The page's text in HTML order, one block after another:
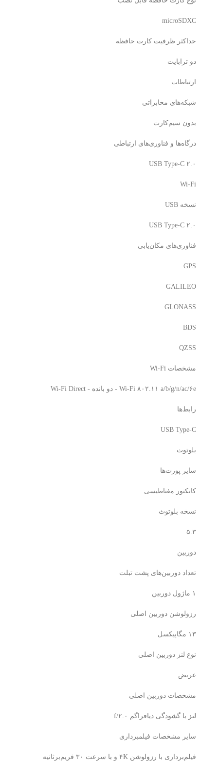
microSDXC
حداکثر ظرفیت کارت حافظه
دو ترابایت
ارتباطات
شبکه‌های مخابراتی
بدون سیم‌کارت
درگاه‌ها و فناوری‌های ارتباطی
USB Type-C ۲.۰
Wi-Fi
نسخه USB
USB Type-C ۲.۰
فناوری‌های مکان‌یابی
GPS
GALILEO
GLONASS
BDS
QZSS
مشخصات Wi-Fi
Wi-Fi ۸۰۲.۱۱ a/b/g/n/ac/۶e - دو بانده - Wi-Fi Direct
رابط‌ها
USB Type-C
بلوتوث
سایر پورت‌ها
کانکتور مغناطیسی
نسخه بلوتوث
۵.۳
دوربین
تعداد دوربین‌های پشت تبلت
۱ ماژول دوربین
رزولوشن دوربین اصلی
۱۳ مگاپیکسل
نوع لنز دوربین اصلی
عریض
مشخصات دوربین اصلی
لنز با گشودگی دیافراگم f/۲.۰
سایر مشخصات فیلمبرداری
فیلم‌برداری با رزولوشن ۴K و با سرعت ۳۰ فریم‌بر‌ثانیه